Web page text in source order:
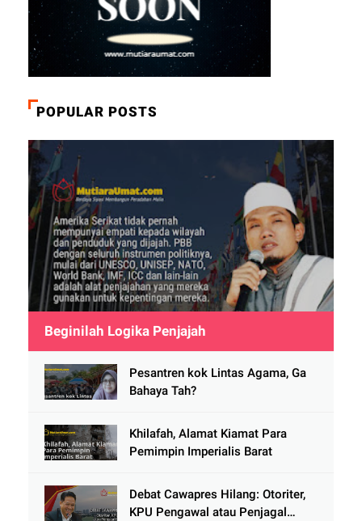
POPULAR POSTS
Beginilah Logika Penjajah
Pesantren kok Lintas Agama, Ga
Bahaya Tah?
Khilafah, Alamat Kiamat Para
Pemimpin Imperialis Barat
Debat Cawapres Hilang: Otoriter,
KPU Pengawal atau Penjagal